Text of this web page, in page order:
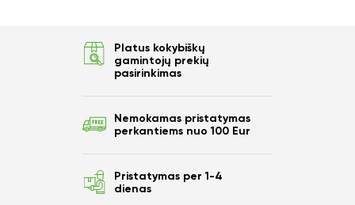
Platus kokybiškų
gamintojų prekių
pasirinkimas
Nemokamas pristatymas
perkantiems nuo 100 Eur
Pristatymas per 1-4
dienas
10%
nuo savo užsakymo?
Taip
Ne